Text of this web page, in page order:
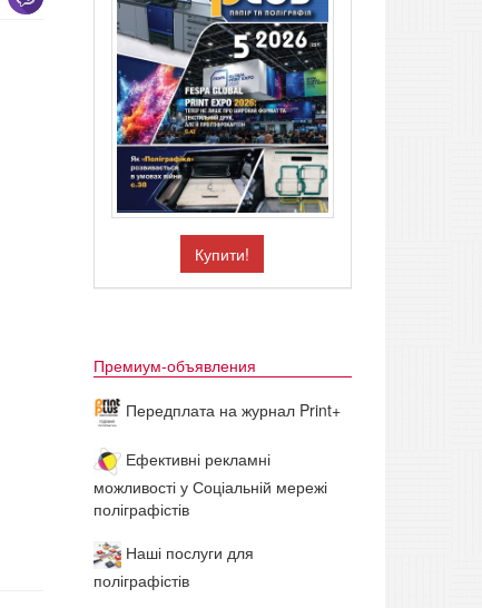
Купити!
Премиум-объявления
Передплата на журнал Print+
Ефективні рекламні
можливості у Соціальній мережі
поліграфістів
Наші послуги для
поліграфістів